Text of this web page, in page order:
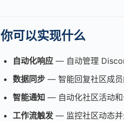
你可以实现什么
自动化响应 — 自动管理
数据同步 — 智能回复社区成
智能通知 — 自动化社区活动和
工作流触发 — 监控社区动态并